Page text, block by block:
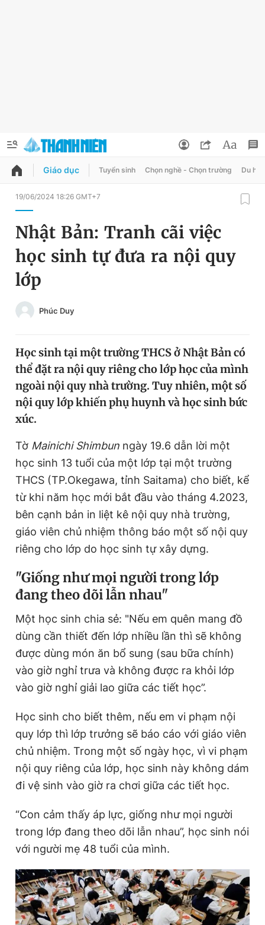
QUẢNG CÁO ĐẶT BÁO
Chuyên mục
Chuyên mục khác
Chào ngày mới
Video Magazine
Sản phẩm khác
Tiện ích Bạn cần biết
Thông tin tòa soạn Liên hệ quảng cáo
Đọc Thanh Niên trên điện thoại
Theo dõi báo trên
Hotline
0906 645 777
Liên hệ quảng cáo
0908 780 404
Đặt báo Quảng cáo RSS Tòa soạn Chính sách bảo
Tổng biên tập: Nguyễn Ngọc Toàn
Phó tổng biên tập thường trực: Hải Thành
Phó tổng biên tập: Lâm Hiếu Dũng
Phó tổng biên tập: Trần Việt Hưng
Tổng thư ký tòa soạn: Đức Trung
Giấy phép xuất bản số 110/GP - BTTTT cấp ngày 24.3.2020
© 2003-2026 Bản quyền thuộc về Báo Thanh Niên. Cấm sao
chép dưới mọi hình thức nếu không có sự chấp thuận bằng văn
bản. Phát triển bởi ePi Technologies, JSC.
Đổi mật khẩu
Tin đã lưu
Tin đã xem
Giáo dục Tuyển sinh Chọn nghề - Chọn trường Du học
19/06/2024 18:26 GMT+7
Nhật Bản: Tranh cãi việc
học sinh tự đưa ra nội quy
lớp
Phúc Duy
Học sinh tại một trường THCS ở Nhật Bản có
thể đặt ra nội quy riêng cho lớp học của mình
ngoài nội quy nhà trường. Tuy nhiên, một số
nội quy lớp khiến phụ huynh và học sinh bức
xúc.
Tờ Mainichi Shimbun ngày 19.6 dẫn lời một
học sinh 13 tuổi của một lớp tại một trường
THCS (TP.Okegawa, tỉnh Saitama) cho biết, kể
từ khi năm học mới bắt đầu vào tháng 4.2023,
bên cạnh bản in liệt kê nội quy nhà trường,
giáo viên chủ nhiệm thông báo một số nội quy
riêng cho lớp do học sinh tự xây dựng.
"Giống như mọi người trong lớp
đang theo dõi lẫn nhau"
Một học sinh chia sẻ: "Nếu em quên mang đồ
dùng cần thiết đến lớp nhiều lần thì sẽ không
được dùng món ăn bổ sung (sau bữa chính)
vào giờ nghỉ trưa và không được ra khỏi lớp
vào giờ nghỉ giải lao giữa các tiết học”.
Học sinh cho biết thêm, nếu em vi phạm nội
quy lớp thì lớp trưởng sẽ báo cáo với giáo viên
chủ nhiệm. Trong một số ngày học, vì vi phạm
nội quy riêng của lớp, học sinh này không dám
đi vệ sinh vào giờ ra chơi giữa các tiết học.
“Con cảm thấy áp lực, giống như mọi người
trong lớp đang theo dõi lẫn nhau”, học sinh nói
với người mẹ 48 tuổi của mình.